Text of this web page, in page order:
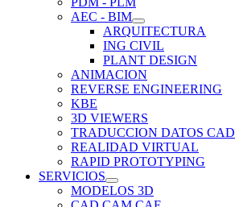
AEC - BIM
ARQUITECTURA
ING CIVIL
PLANT DESIGN
ANIMACION
REVERSE ENGINEERING
KBE
3D VIEWERS
TRADUCCION DATOS CAD
REALIDAD VIRTUAL
RAPID PROTOTYPING
SERVICIOS
MODELOS 3D